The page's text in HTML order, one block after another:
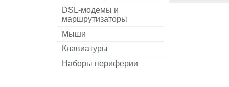
DSL-модемы и
маршрутизаторы
Мыши
Клавиатуры
Наборы периферии